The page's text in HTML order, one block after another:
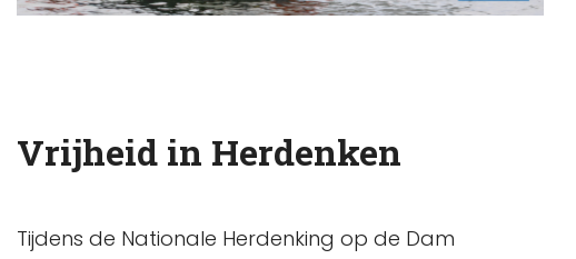
Vrijheid in Herdenken
Tijdens de Nationale Herdenking op de Dam